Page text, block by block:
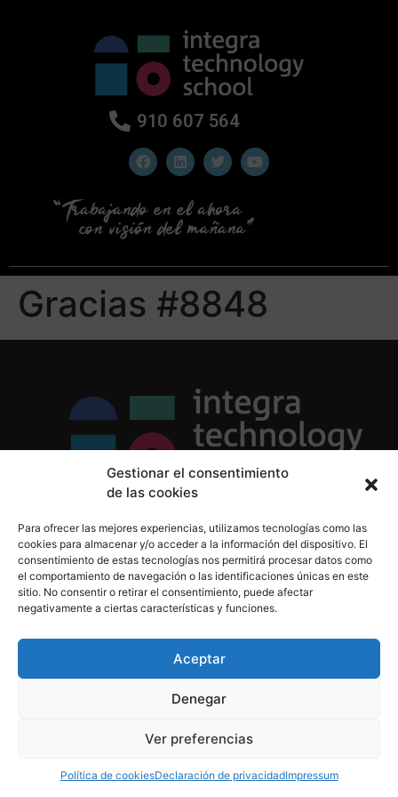
Gestionar el consentimiento
de las cookies
Para ofrecer las mejores experiencias, utilizamos tecnologías como las
cookies para almacenar y/o acceder a la información del dispositivo. El
consentimiento de estas tecnologías nos permitirá procesar datos como
el comportamiento de navegación o las identificaciones únicas en este
sitio. No consentir o retirar el consentimiento, puede afectar
negativamente a ciertas características y funciones.
Aceptar
Denegar
Ver preferencias
Política de cookiesDeclaración de privacidadImpressum
910 607 564
Gracias #8848
Política de Cookies
Aviso Legal
910 607 564
derechos reservados